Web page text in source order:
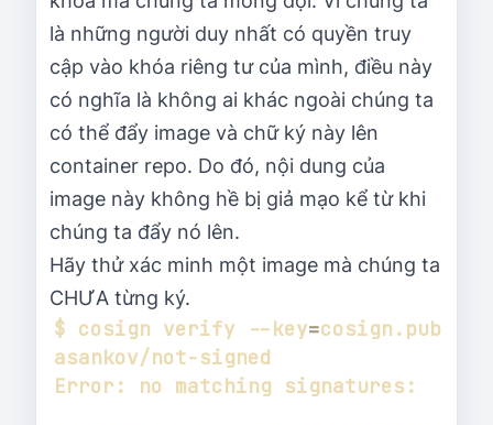
là những người duy nhất có quyền truy
cập vào khóa riêng tư của mình, điều này
có nghĩa là không ai khác ngoài chúng ta
có thể đẩy image và chữ ký này lên
container repo. Do đó, nội dung của
image này không hề bị giả mạo kể từ khi
chúng ta đẩy nó lên.
Hãy thử xác minh một image mà chúng ta
CHƯA từng ký.
$ cosign verify --key=cosign.pub